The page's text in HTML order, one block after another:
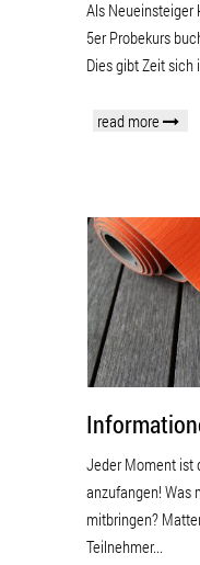
Als
5er Probekurs
Dies gibt Zeit sich
read more
Jeder Moment ist
anzufangen! Was
mitbringen?
Teilnehmer...